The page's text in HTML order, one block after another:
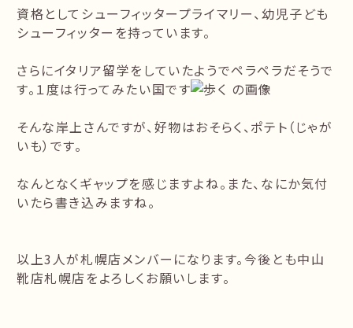
資格としてシューフィッタープライマリー、幼児子ども
シューフィッターを持っています。
さらにイタリア留学をしていたようでペラペラだそうで
す。１度は行ってみたい国です
そんな岸上さんですが、好物はおそらく、ポテト（じゃが
いも）です。
なんとなくギャップを感じますよね。また、なにか気付
いたら書き込みますね。
以上3人が札幌店メンバーになります。今後とも中山
靴店札幌店をよろしくお願いします。